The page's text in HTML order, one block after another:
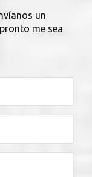
un
me sea